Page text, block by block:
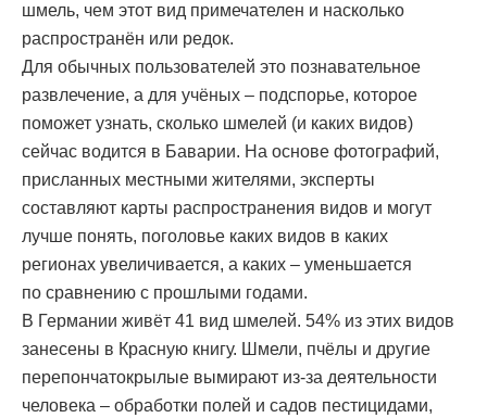
шмель, чем этот вид примечателен и насколько
распространён или редок.
Для обычных пользователей это познавательное
развлечение, а для учёных – подспорье, которое
поможет узнать, сколько шмелей (и каких видов)
сейчас водится в Баварии. На основе фотографий,
присланных местными жителями, эксперты
составляют карты распространения видов и могут
лучше понять, поголовье каких видов в каких
регионах увеличивается, а каких – уменьшается
по сравнению с прошлыми годами.
В Германии живёт 41 вид шмелей. 54% из этих видов
занесены в Красную книгу. Шмели, пчёлы и другие
перепончатокрылые вымирают из-за деятельности
человека – обработки полей и садов пестицидами,